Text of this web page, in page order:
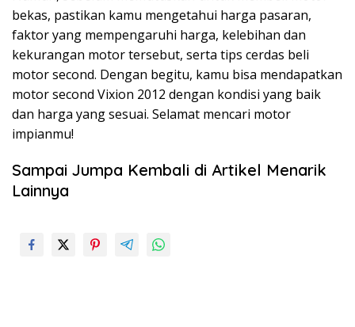
bekas, pastikan kamu mengetahui harga pasaran,
faktor yang mempengaruhi harga, kelebihan dan
kekurangan motor tersebut, serta tips cerdas beli
motor second. Dengan begitu, kamu bisa mendapatkan
motor second Vixion 2012 dengan kondisi yang baik
dan harga yang sesuai. Selamat mencari motor
impianmu!
Sampai Jumpa Kembali di Artikel Menarik
Lainnya